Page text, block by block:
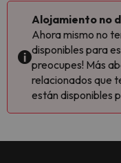
Alojamiento no
Ahora mismo no
disponibles para
preocupes! Más
relacionados que
están disponibles